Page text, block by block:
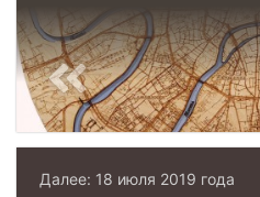
Далее: 18 июля 2019 года